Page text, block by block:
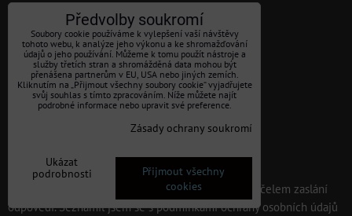
MÁTE DOTAZ:
Váš telefon:*
Souhlasím se zpracováním osobních údajů za účelem zaslání
odpovědi. Seznámil jsem se s podmínkami ochrany osobních údajů
Předvolby soukromí
Soubory cookie používáme k vylepšení vaší návštěvy
tohoto webu, k analýze jeho výkonu a ke shromažďování
údajů o jeho používání. Můžeme k tomu použít nástroje a
služby třetích stran a shromážděná data mohou být
přenášena partnerům v EU, USA nebo jiných zemích.
Kliknutím na „Přijmout všechny soubory cookie“ vyjadřujete
svůj souhlas s tímto zpracováním. Níže můžete najít
podrobné informace nebo upravit své preference.
Zásady ochrany soukromí
Ukázat
podrobnosti
Přijmout všechny
cookies